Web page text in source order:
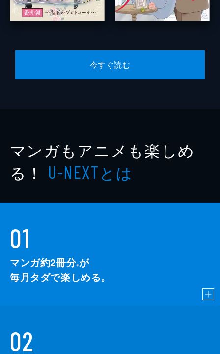
今すぐ読む
マンガもアニメも楽しめ
る！ U-NEXTとは
01
マンガ約2冊分※が
毎月タダで楽しめる。
02